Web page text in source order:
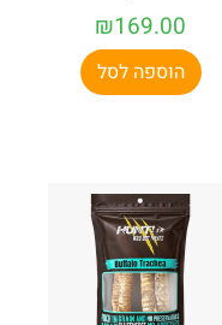
₪169.00
הוספה לסל